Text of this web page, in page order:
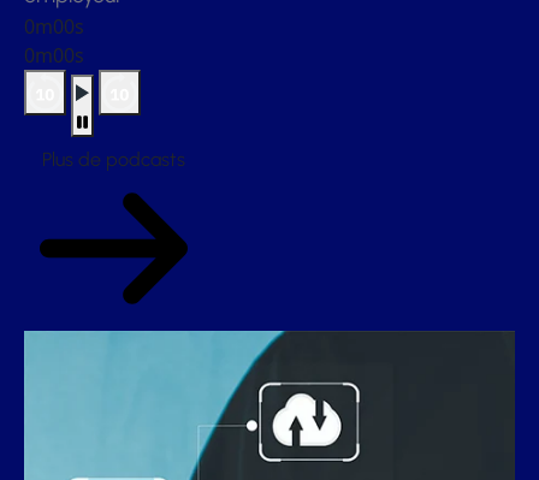
0m00s
0m00s
Plus de podcasts